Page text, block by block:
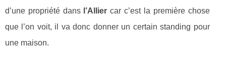
d’une propriété dans l’Allier car c’est la première chose
que l’on voit, il va donc donner un certain standing pour
une maison.